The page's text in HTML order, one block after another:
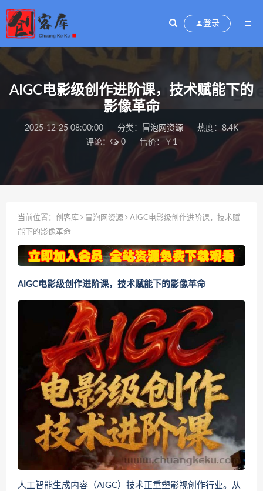
登录
AIGC电影级创作进阶课，技术赋能下的
影像革命
2025-12-25 08:00:00 分类： 冒泡网资源
热度：8.4K
评论：
0 售价：￥1
当前位置： 创客库 冒泡网资源
AIGC电影级创作进阶课，技术赋
能下的影像革命
AIGC电影级创作进阶课，技术赋能下的影像革命
人工智能生成内容（AIGC）技术正重塑影视创作行业。从